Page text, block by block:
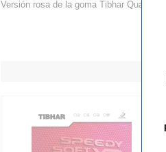
Versión rosa de la goma Tibhar